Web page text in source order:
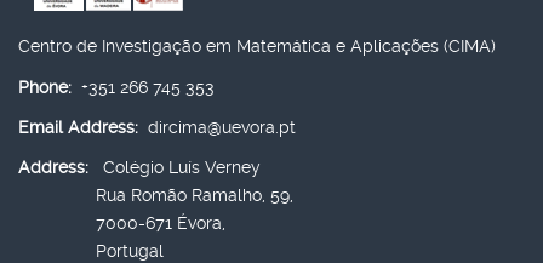
Centro de Investigação em Matemática e Aplicações (CIMA)
Phone: +351 266 745 353
Email Address: dircima@uevora.pt
Address:
Colégio Luís Verney
Rua Romão Ramalho, 59,
7000-671 Évora,
Portugal